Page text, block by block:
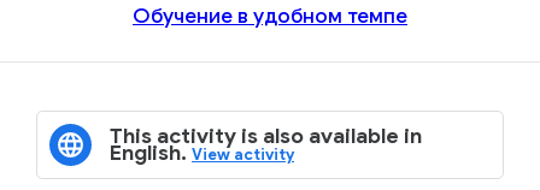
Обучение в удобном темпе
This activity is also available in
English.View activity